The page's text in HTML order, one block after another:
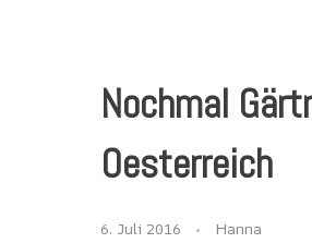
Nochmal
Oesterreich
6. Juli 2016 Hanna